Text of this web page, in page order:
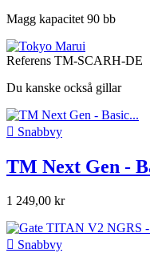
Magg kapacitet 90 bb
Referens TM-SCARH-DE
Du kanske också gillar
 Snabbvy
TM Next Gen -
1 249,00 kr
 Snabbvy